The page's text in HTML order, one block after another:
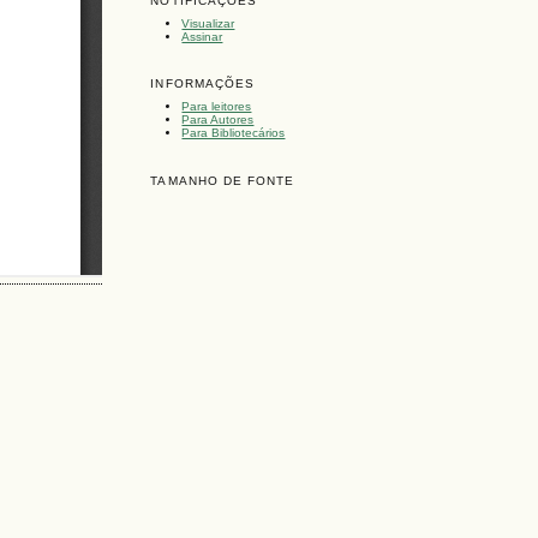
Visualizar
Assinar
INFORMAÇÕES
Para leitores
Para Autores
Para Bibliotecários
TAMANHO DE FONTE